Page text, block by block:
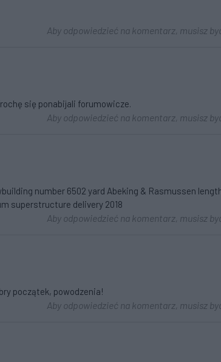
Aby odpowiedzieć na komentarz, musisz
się ponabijali forumowicze.
Aby odpowiedzieć na komentarz, musisz
number 6502 yard Abeking & Rasmussen
superstructure delivery 2018
Aby odpowiedzieć na komentarz, musisz
początek, powodzenia!
Aby odpowiedzieć na komentarz, musisz